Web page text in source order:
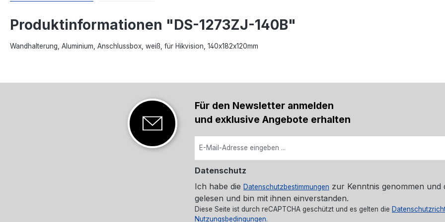
Produktinformationen "DS-1273ZJ-140B"
Wandhalterung, Aluminium, Anschlussbox, weiß, für Hikvision, 140x182x120mm
Für den Newsletter anmelden
und exklusive Angebote erhalten
Datenschutz
Ich habe die Datenschutzbestimmungen zur Kenntnis genommen und
gelesen und bin mit ihnen einverstanden.
Diese Seite ist durch reCAPTCHA geschützt und es gelten die
Nutzungsbedingungen.